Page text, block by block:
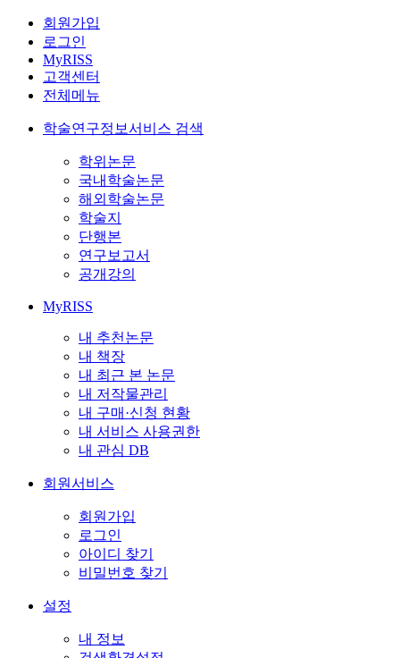
회원가입
로그인
MyRISS
고객센터
전체메뉴
학술연구정보서비스 검색
학위논문
국내학술논문
해외학술논문
학술지
단행본
연구보고서
공개강의
MyRISS
내 추천논문
내 책장
내 최근 본 논문
내 저작물관리
내 구매·신청 현황
내 서비스 사용권한
내 관심 DB
회원서비스
회원가입
로그인
아이디 찾기
비밀번호 찾기
설정
내 정보